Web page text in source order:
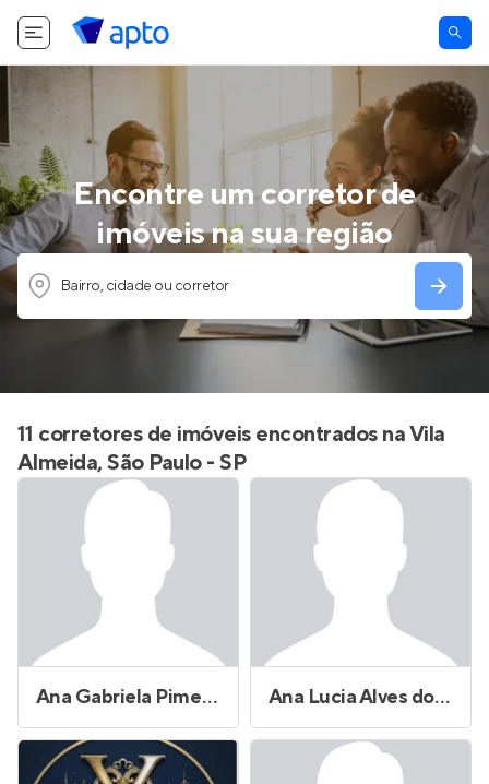
Encontre um corretor de
imóveis na sua região
Bairro, cidade ou corretor
11 corretores de imóveis encontrados na Vila
Almeida, São Paulo - SP
Ana Gabriela Pimentel Ana Lucia Alves dos Santos